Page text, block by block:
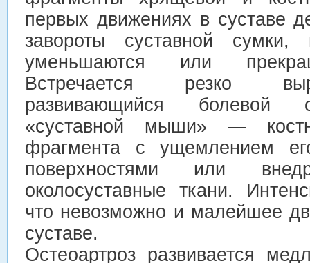
первых движениях в суставе
завороты суставной
уменьшаются или
Встречается резко
развивающийся болевой
«суставной мыши» —
фрагмента с ущемлением
поверхностями или
околосуставные ткани.
что невозможно и малейшее
суставе.
Остеоартроз развивается